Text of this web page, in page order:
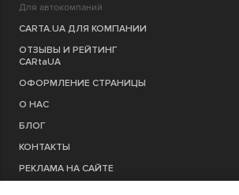
Для автокомпаний
CARTA.UA ДЛЯ КОМПАНИИ
ОТЗЫВЫ И РЕЙТИНГ
CARtaUA
ОФОРМЛЕНИЕ СТРАНИЦЫ
О НАС
БЛОГ
КОНТАКТЫ
РЕКЛАМА НА САЙТЕ